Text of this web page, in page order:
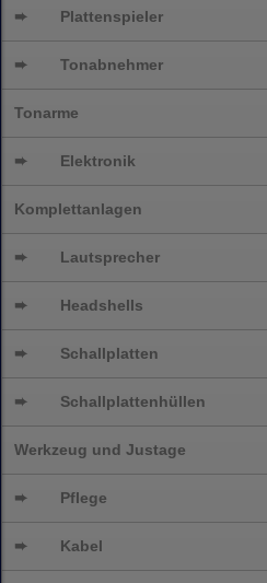
➨ Plattenspieler
➨ Tonabnehmer
Tonarme
➨ Elektronik
Komplettanlagen
➨ Lautsprecher
➨ Headshells
➨ Schallplatten
➨ Schallplattenhüllen
Werkzeug und Justage
➨ Pflege
➨ Kabel